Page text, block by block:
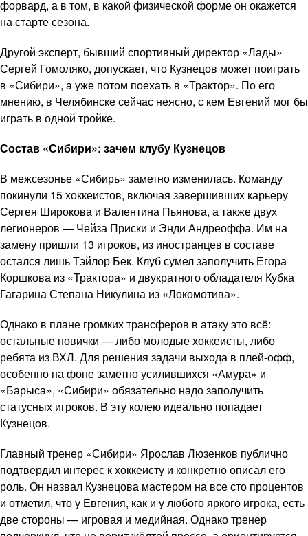
форвард, а в том, в какой физической форме он окажется
на старте сезона.
Другой эксперт, бывший спортивный директор «Лады»
Сергей Гомоляко, допускает, что Кузнецов может поиграть
в «Сибири», а уже потом поехать в «Трактор». По его
мнению, в Челябинске сейчас неясно, с кем Евгений мог бы
играть в одной тройке.
Состав «Сибири»: зачем клубу Кузнецов
В межсезонье «Сибирь» заметно изменилась. Команду
покинули 15 хоккеистов, включая завершивших карьеру
Сергея Широкова и Валентина Пьянова, а также двух
легионеров — Чейза Приски и Энди Андреоффа. Им на
замену пришли 13 игроков, из иностранцев в составе
остался лишь Тэйлор Бек. Клуб сумел заполучить Егора
Коршкова из «Трактора» и двукратного обладателя Кубка
Гагарина Степана Никулина из «Локомотива».
Однако в плане громких трансферов в атаку это всё:
остальные новички — либо молодые хоккеисты, либо
ребята из ВХЛ. Для решения задачи выхода в плей-офф,
особенно на фоне заметно усилившихся «Амура» и
«Барыса», «Сибири» обязательно надо заполучить
статусных игроков. В эту колею идеально попадает
Кузнецов.
Главный тренер «Сибири» Ярослав Люзенков публично
подтвердил интерес к хоккеисту и конкретно описал его
роль. Он назвал Кузнецова мастером на все сто процентов
и отметил, что у Евгения, как и у любого яркого игрока, есть
две стороны — игровая и медийная. Однако тренер